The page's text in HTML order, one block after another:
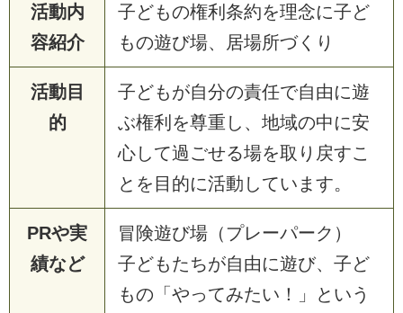
活動内
容紹介
子どもの権利条約を理念に子ど
もの遊び場、居場所づくり
活動目
的
子どもが自分の責任で自由に遊
ぶ権利を尊重し、地域の中に安
心して過ごせる場を取り戻すこ
とを目的に活動しています。
PRや実
績など
冒険遊び場（プレーパーク）
子どもたちが自由に遊び、子ど
もの「やってみたい！」という